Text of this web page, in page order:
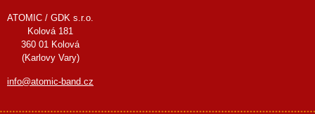
ATOMIC / GDK s.r.o.
Kolová 181
360 01 Kolová
(Karlovy Vary)
info@atomic-band.cz